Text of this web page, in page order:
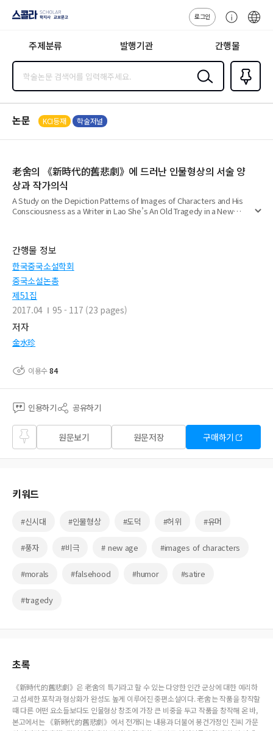
지사·교보문고
로그인
센
주제분류 발행기관 간행물
검색
즐겨찾
기0
논문 KCI등재 학술저널
老舍의 《新時代的舊悲劇》에 드러난 인물형상의 서술 양
상과 작가의식
A Study on the Depiction Patterns of Images of Characters and His
Consciousness as a Writer in Lao She’s An Old Tragedy in a New
간행물 정보
한국중국소설학회
중국소설논총
제51집
2017.04
95 - 117 (23 pages)
저자
金水珍
이용수84
인용하기 공유하기
즐겨
찾기
원문보기 원문저장 구매하기
키워드
#신시대 #인물형상 #도덕 #허위 #유머
#풍자 #비극 # new age #images of characters
#morals #falsehood #humor #satire
#tragedy
초록
《新時代的舊悲劇》은 老舍의 특기라고 할 수 있는 다양한 인간 군상에 대한 예리하
고 섬세한 포착과 형상화가 완성도 높게 이루어진 중편소설이다. 老舍는 작품을 창작할
때 다른 어떤 요소들보다도 인물형상 창조에 가장 큰 비중을 두고 작품을 창작해 온 바,
본고에서는 《新時代的舊悲劇》에서 전개되는 내용과 더불어 봉건가정인 진씨 가문